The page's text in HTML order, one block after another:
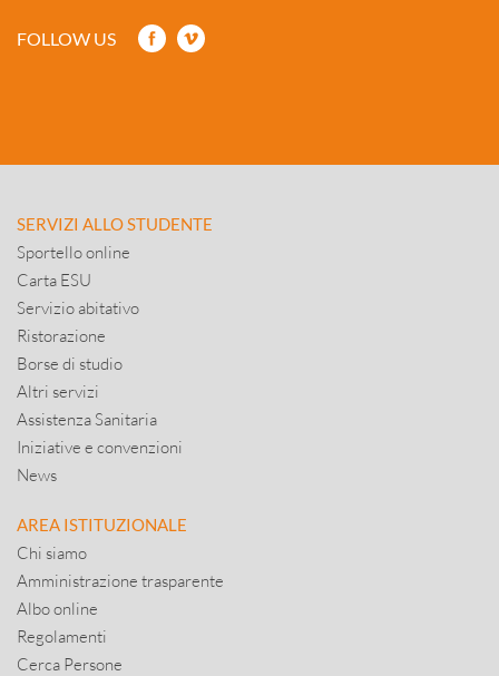
FOLLOW US
SERVIZI ALLO STUDENTE
Sportello online
Carta ESU
Servizio abitativo
Ristorazione
Borse di studio
Altri servizi
Assistenza Sanitaria
Iniziative e convenzioni
News
AREA ISTITUZIONALE
Chi siamo
Amministrazione trasparente
Albo online
Regolamenti
Cerca Persone